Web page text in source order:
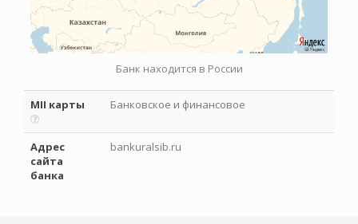
Банк находится в России
MII карты Банковское и финансовое
Адрес
сайта
банка
bankuralsib.ru